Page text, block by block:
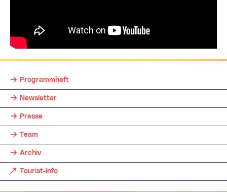
Programmheft
Newsletter
Presse
Team
Archiv
Tourist-Info(neues Fenster)